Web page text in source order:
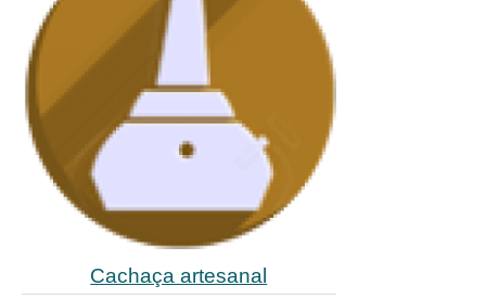
Cachaça artesanal